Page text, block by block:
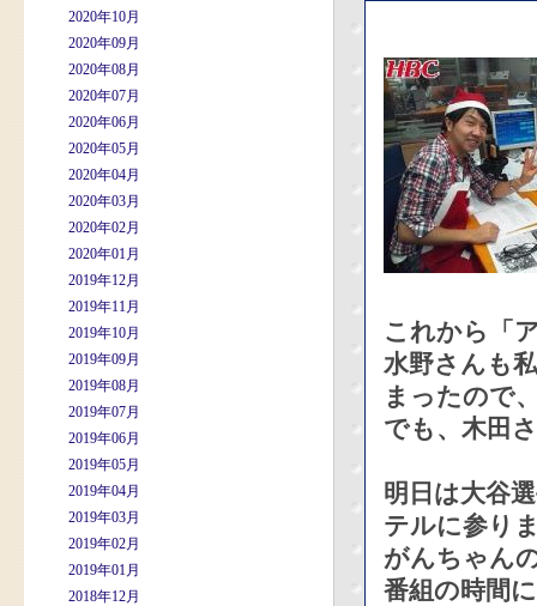
2020年10月
2020年09月
2020年08月
2020年07月
2020年06月
2020年05月
2020年04月
2020年03月
2020年02月
2020年01月
2019年12月
2019年11月
2019年10月
2019年09月
2019年08月
2019年07月
2019年06月
2019年05月
2019年04月
2019年03月
2019年02月
2019年01月
2018年12月
これから「
水野さんも
まったので
でも、木田
明日は大谷
テルに参り
がんちゃん
番組の時間